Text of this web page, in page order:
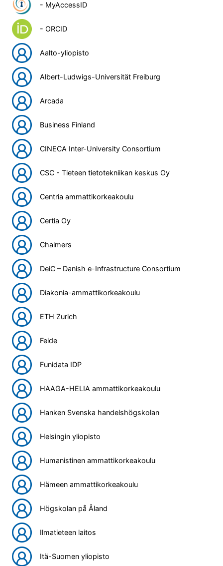
- MyAccessID
- ORCID
Aalto-yliopisto
Albert-Ludwigs-Universität Freiburg
Arcada
Business Finland
CINECA Inter-University Consortium
CSC - Tieteen tietotekniikan keskus Oy
Centria ammattikorkeakoulu
Certia Oy
Chalmers
DeiC – Danish e-Infrastructure Consortium
Diakonia-ammattikorkeakoulu
ETH Zurich
Feide
Funidata IDP
HAAGA-HELIA ammattikorkeakoulu
Hanken Svenska handelshögskolan
Helsingin yliopisto
Humanistinen ammattikorkeakoulu
Hämeen ammattikorkeakoulu
Högskolan på Åland
Ilmatieteen laitos
Itä-Suomen yliopisto